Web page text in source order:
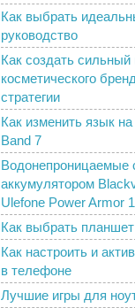
Как выбрать
руководство
Как создать
косметического
стратегии
Как изменить язык
Band 7
аккумулятором
Ulefone Power Armor
Как выбрать
Как настроить и
в телефоне
Лучшие игры для